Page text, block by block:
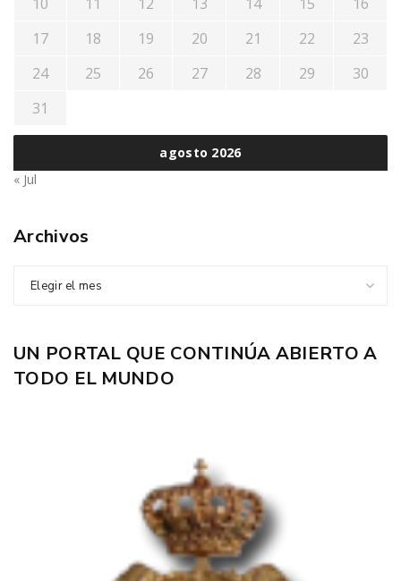
agosto 2026
17
18 19 20 21 22
23
24
25 26 27 28 29
30
31
« Jul
Archivos
Elegir el mes
UN PORTAL QUE CONTINÚA ABIERTO A
TODO EL MUNDO